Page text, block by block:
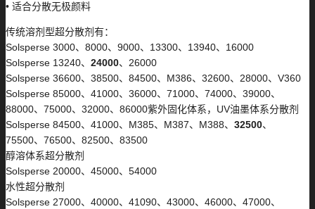
• 适合分散无极颜料
传统溶剂型超分散剂有：
Solsperse 3000、8000、9000、13300、13940、16000
Solsperse 13240、 24000、26000
Solsperse 36600、38500、84500、M386、32600、28000、V360
Solsperse 85000、41000、36000、71000、74000、39000、
88000、75000、32000、86000紫外固化体系，UV油墨体系分散剂
Solsperse 84500、41000、M385、M387、M388、 32500、
75500、76500、82500、83500
醇溶体系超分散剂
Solsperse 20000、45000、54000
水性超分散剂
Solsperse 27000、40000、41090、43000、46000、47000、